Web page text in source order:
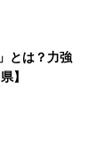
とは？力強
】